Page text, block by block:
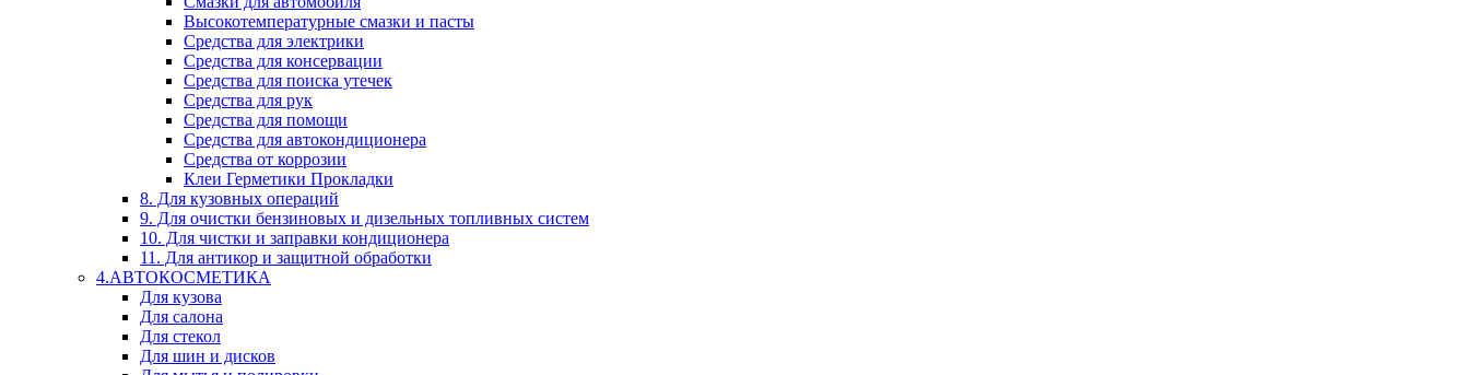
Высокотемпературные смазки и пасты
Средства для электрики
Средства для консервации
Средства для поиска утечек
Средства для рук
Средства для помощи
Средства для автокондиционера
Средства от коррозии
Клеи Герметики Прокладки
8. Для кузовных операций
9. Для очистки бензиновых и дизельных топливных систем
10. Для чистки и заправки кондиционера
11. Для антикор и защитной обработки
4.АВТОКОСМЕТИКА
Для кузова
Для салона
Для стекол
Для шин и дисков